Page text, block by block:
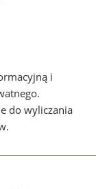
i
do wyliczania